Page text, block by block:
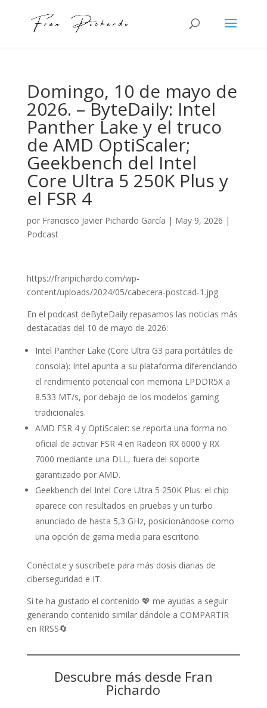
Domingo, 10 de mayo de
2026. – ByteDaily: Intel
Panther Lake y el truco
de AMD OptiScaler;
Geekbench del Intel
Core Ultra 5 250K Plus y
el FSR 4
por Francisco Javier Pichardo García | May 9, 2026 |
Podcast
https://franpichardo.com/wp-
content/uploads/2024/05/cabecera-postcad-1.jpg
En el podcast deByteDaily repasamos las noticias más
destacadas del 10 de mayo de 2026:
Intel Panther Lake (Core Ultra G3 para portátiles de
consola): Intel apunta a su plataforma diferenciando
el rendimiento potencial con memoria LPDDR5X a
8.533 MT/s, por debajo de los modelos gaming
tradicionales.
AMD FSR 4 y OptiScaler: se reporta una forma no
oficial de activar FSR 4 en Radeon RX 6000 y RX
7000 mediante una DLL, fuera del soporte
garantizado por AMD.
Geekbench del Intel Core Ultra 5 250K Plus: el chip
aparece con resultados en pruebas y un turbo
anunciado de hasta 5,3 GHz, posicionándose como
una opción de gama media para escritorio.
Conéctate y suscríbete para más dosis diarias de
ciberseguridad e IT.
Si te ha gustado el contenido 💖 me ayudas a seguir
generando contenido similar dándole a COMPARTIR
en RRSS🔄
Descubre más desde Fran
Pichardo